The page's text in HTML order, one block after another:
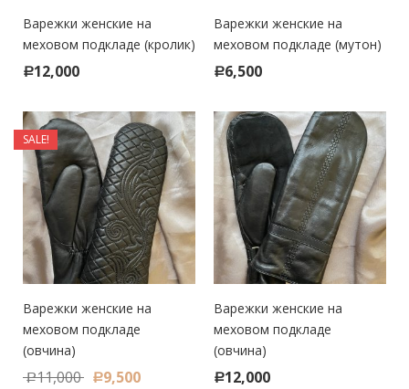
Варежки женские на
меховом подкладе (кролик)
Р12,000
Варежки женские на
меховом подкладе (мутон)
Р6,500
SALE!
Варежки женские на
меховом подкладе
(овчина)
Р11,000 Р9,500
Варежки женские на
меховом подкладе
(овчина)
Р12,000